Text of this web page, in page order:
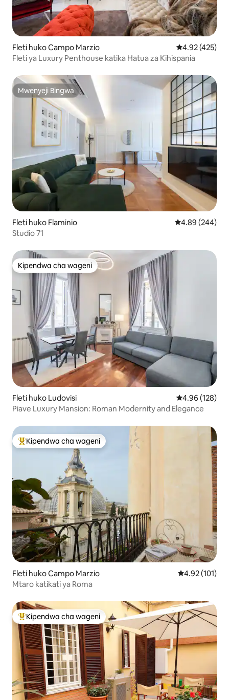
Fleti huko Campo Marzio Ukadiriaji wa
4.92 (425)
Fleti ya Luxury Penthouse katika Hatua za Kihispania
Mwenyeji Bingwa
Mwenyeji Bingwa
Fleti huko Flaminio Ukadiriaji wa
4.89 (244)
Studio 71
Kipendwa cha wageni
Kipendwa cha wageni
Fleti huko Ludovisi Ukadiriaji wa
4.96 (128)
Piave Luxury Mansion: Roman Modernity and Elegance
Kipendwa maarufu cha wageni
Kipendwa cha wageni
Fleti huko Campo Marzio Ukadiriaji wa
4.92 (101)
Mtaro katikati ya Roma
Kipendwa maarufu cha wageni
Kipendwa cha wageni